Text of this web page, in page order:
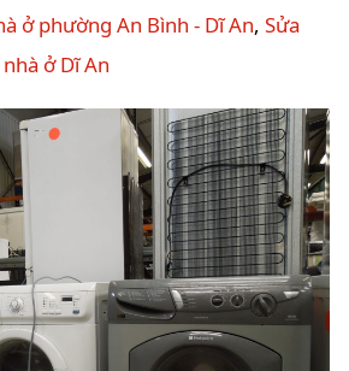
ở phường An Bình - Dĩ An, Sửa
ở Dĩ An